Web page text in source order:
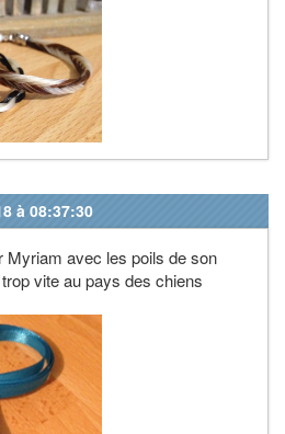
à 08:37:30
Myriam avec les poils de son
vite au pays des chiens